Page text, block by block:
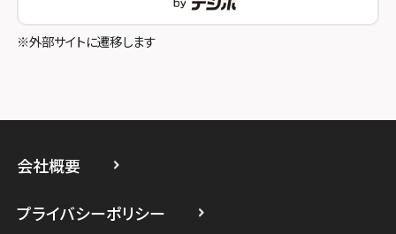
スマホスピタル立川
スマホスピタル たまプラーザ駅前
※外部サイトに遷移します
会社概要
プライバシーポリシー